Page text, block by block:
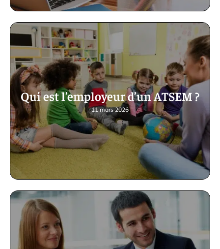
Qui est l’employeur d’un ATSEM ?
11 mars 2026